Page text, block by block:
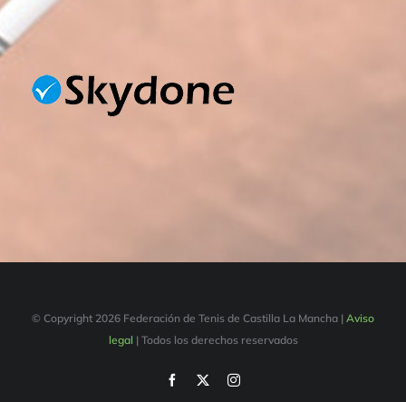
© Copyright 2026 Federación de Tenis de Castilla La Mancha | Aviso
legal | Todos los derechos reservados
Facebook Instagram